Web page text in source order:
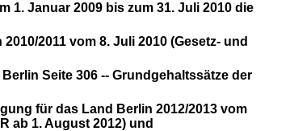
1. Januar 2009 bis zum 31. Juli 2010 die
2011 vom 8. Juli 2010 (Gesetz- und
Seite 306 -- Grundgehaltssätze der
für das Land Berlin 2012/2013 vom
ab 1. August 2012) und